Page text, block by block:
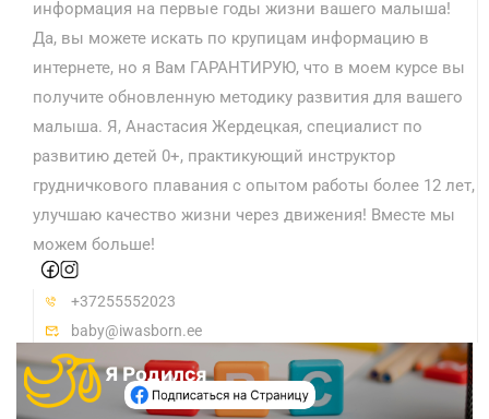
информация на первые годы жизни вашего малыша!
Да, вы можете искать по крупицам информацию в
интернете, но я Вам ГАРАНТИРУЮ, что в моем курсе вы
получите обновленную методику развития для вашего
малыша. Я, Анастасия Жердецкая, специалист по
развитию детей 0+, практикующий инструктор
грудничкового плавания с опытом работы более 12 лет,
улучшаю качество жизни через движения! Вместе мы
можем больше!
+37255552023
baby@iwasborn.ee
Я Родился